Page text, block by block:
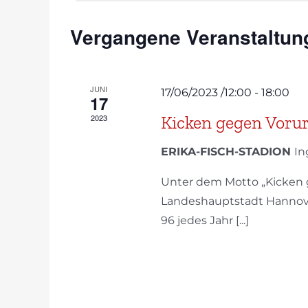
Vergangene
JUNI
17
2023
17/06/2023 /12:00 - 18:00
Kicken gegen
ERIKA-FISCH-STADION
Unter dem Motto „Kicken
Landeshauptstadt
96 jedes Jahr [...]